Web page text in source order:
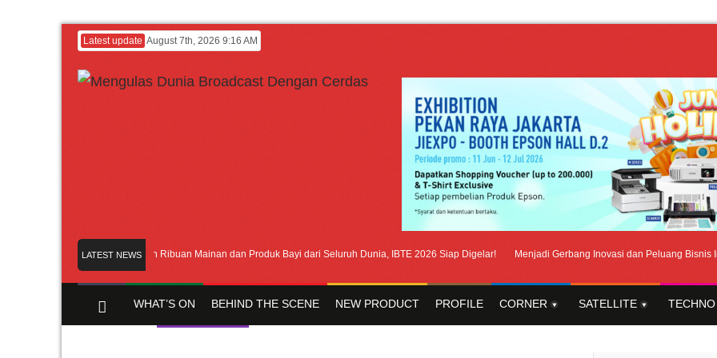
Latest update August 7th, 2026 9:16 AM
LATEST NEWS
Meramaikan Jakarta dengan Ribuan Mainan dan Produk Bayi dari Seluruh Dunia, IBTE 2026 Siap Digelar! Menjadi Gerbang Inovasi dan Peluang Bisnis
WHAT’S ON BEHIND THE SCENE NEW PRODUCT PROFILE CORNER SATELLITE TECHNO